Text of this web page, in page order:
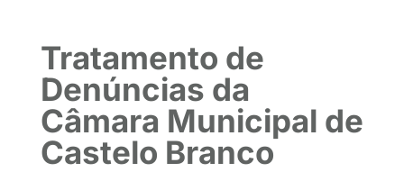
Tratamento de
Denúncias da
Câmara Municipal de
Castelo Branco